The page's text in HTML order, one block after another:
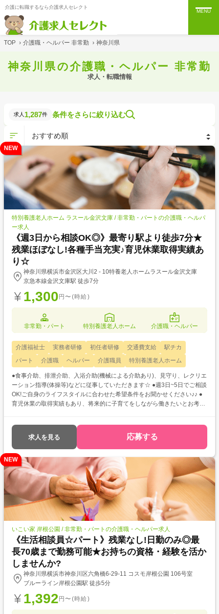
介護に転職するなら介護求人セレクト
MENU
TOP › 介護職・ヘルパー 非常勤 › 神奈川県
神奈川県の介護職・ヘルパー 非常勤
求人・転職情報
求人 1,287件 条件をさらに絞り込む
NEW
特別養護老人ホーム ラスール金沢文庫 / 非常勤・パートの介護職・ヘルパ
ー求人
《週3日から相談OK◎》最寄り駅より徒歩7分★
残業ほぼなし!各種手当充実♪育児休業取得実績あ
り☆
神奈川県横浜市金沢区大川2 - 10特養老人ホームラスール金沢文庫
京急本線金沢文庫駅 徒歩7分
1,300 円〜(時給)
非常勤・パート 特別養護老人ホーム 介護職・ヘルパー
介護福祉士 実務者研修 初任者研修 交通費支給
駅チカ
パート
介護職 ヘルパー 介護職員 特別養護老人ホーム
●食事介助、排泄介助、入浴介助(機械による介助あり)、見守り、レクリエ
ーション指導(体操等)などに従事していただきます☆ ●週3日~5日でご相談
OK!ご自身のライフスタイルに合わせた希望条件をお聞かせください♪♪ ●
育児休業の取得実績もあり、将来的に子育てをしながら働きたいとお考え
求人を見る 応募する
NEW
いこい家 岸根公園 / 非常勤・パートの介護職・ヘルパー求人
《生活相談員☆パート》残業なし!日勤のみ◎最
長70歳まで勤務可能★お持ちの資格・経験を活か
しませんか?
神奈川県横浜市神奈川区六角橋6-29-11 コスモ岸根公園 106号室
ブルーライン岸根公園駅 徒歩5分
1,392 円〜(時給)